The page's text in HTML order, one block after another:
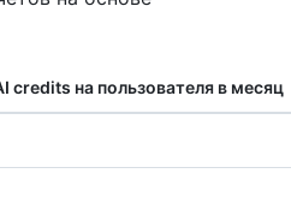
credits на пользователя в месяц